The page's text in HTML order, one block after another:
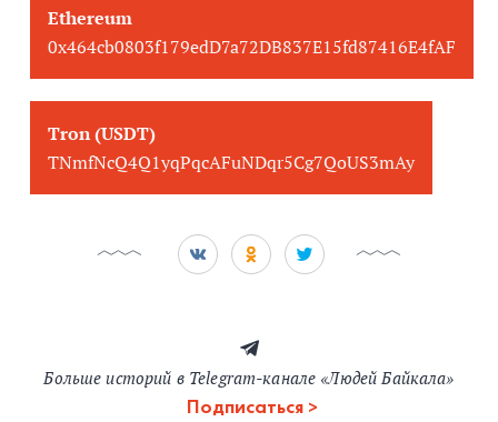
Ethereum
0x464cb0803f179edD7a72DB837E15fd87416E4fAF
Tron (USDT)
TNmfNcQ4Q1yqPqcAFuNDqr5Cg7QoUS3mAy
Больше историй в Telegram-канале «Людей Байкала»
Подписаться